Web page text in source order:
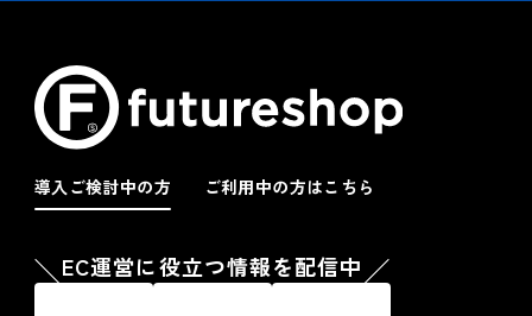
導入ご検討中の方 ご利用中の方はこちら
EC運営に役立つ情報を配信中